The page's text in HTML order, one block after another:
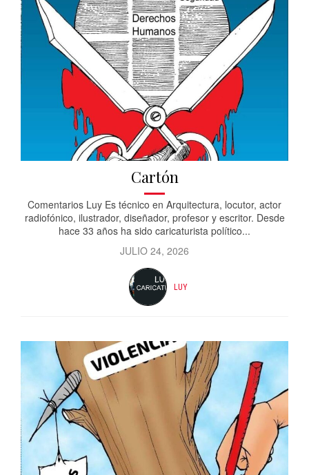
Cartón
Comentarios Luy Es técnico en Arquitectura, locutor, actor
radiofónico, ilustrador, diseñador, profesor y escritor. Desde
hace 33 años ha sido caricaturista político...
JULIO 24, 2026
LUY